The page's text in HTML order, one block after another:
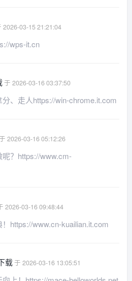
2026-03-15 21:21:04
wps-it.cn
于 2026-03-16 03:37:50
、走人https://win-chrome.it.com
2026-03-16 05:12:26
？https://www.cm-
2026-03-16 09:48:44
https://www.cn-kuailian.it.com
载于 2026-03-16 13:05:51